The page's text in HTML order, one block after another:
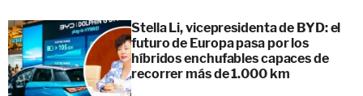
Stella Li, vicepresidenta de BYD: el
futuro de Europa pasa por los
híbridos enchufables capaces de
recorrer más de 1.000 km